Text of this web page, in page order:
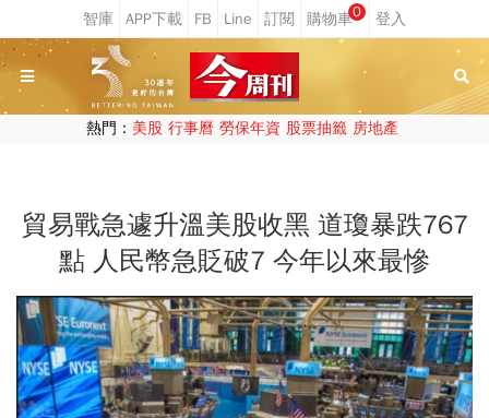
0
熱門： 美股 行事曆 勞保年資 股票抽籤 房地產
貿易戰急遽升溫美股收黑 道瓊暴跌767
點 人民幣急貶破7 今年以來最慘